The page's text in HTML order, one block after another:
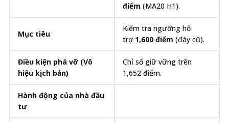
điểm (MA20 H1).
Mục tiêu
Kiểm tra ngưỡng hỗ
trợ 1,600 điểm (đáy cũ).
Điều kiện phá vỡ (Vô
hiệu kịch bản)
Chỉ số giữ vững trên
1,652 điểm.
Hành động của nhà đầu
tư